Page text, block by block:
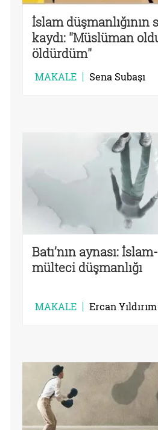
İslam düşmanlığının
kaydı: ''Müslüman
öldürdüm''
MAKALE Sena Subaşı
Batı’nın aynası:
mülteci düşmanlığı
MAKALE Ercan Yıldırım